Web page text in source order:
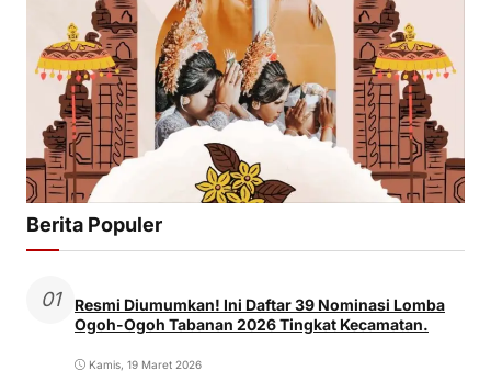
Berita Populer
01
Resmi Diumumkan! Ini Daftar 39 Nominasi Lomba
Ogoh-Ogoh Tabanan 2026 Tingkat Kecamatan.
Kamis, 19 Maret 2026